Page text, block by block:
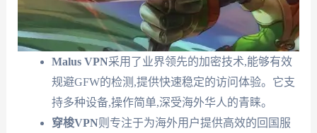
Malus VPN采用了业界领先的加密技术,能够有效
规避GFW的检测,提供快速稳定的访问体验。它支
持多种设备,操作简单,深受海外华人的青睐。
穿梭VPN则专注于为海外用户提供高效的回国服